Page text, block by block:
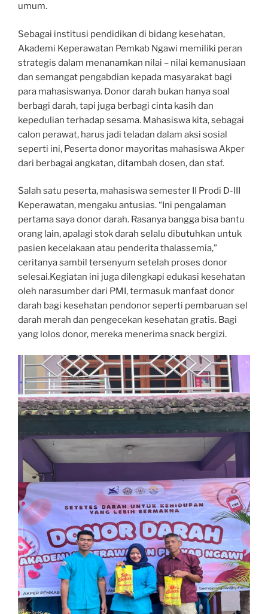
umum.
Sebagai institusi pendidikan di bidang kesehatan,
Akademi Keperawatan Pemkab Ngawi memiliki peran
strategis dalam menanamkan nilai – nilai kemanusiaan
dan semangat pengabdian kepada masyarakat bagi
para mahasiswanya. Donor darah bukan hanya soal
berbagi darah, tapi juga berbagi cinta kasih dan
kepedulian terhadap sesama. Mahasiswa kita, sebagai
calon perawat, harus jadi teladan dalam aksi sosial
seperti ini, Peserta donor mayoritas mahasiswa Akper
dari berbagai angkatan, ditambah dosen, dan staf.
Salah satu peserta, mahasiswa semester II Prodi D-III
Keperawatan, mengaku antusias. “Ini pengalaman
pertama saya donor darah. Rasanya bangga bisa bantu
orang lain, apalagi stok darah selalu dibutuhkan untuk
pasien kecelakaan atau penderita thalassemia,”
ceritanya sambil tersenyum setelah proses donor
selesai.Kegiatan ini juga dilengkapi edukasi kesehatan
oleh narasumber dari PMI, termasuk manfaat donor
darah bagi kesehatan pendonor seperti pembaruan sel
darah merah dan pengecekan kesehatan gratis. Bagi
yang lolos donor, mereka menerima snack bergizi.